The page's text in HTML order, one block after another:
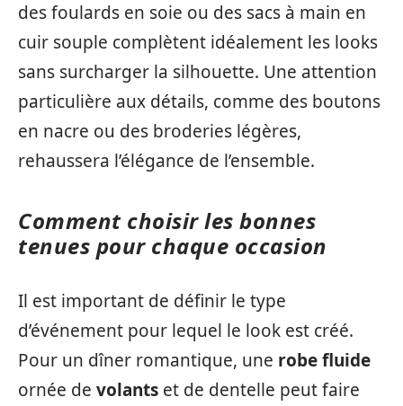
des foulards en soie ou des sacs à main en
cuir souple complètent idéalement les looks
sans surcharger la silhouette. Une attention
particulière aux détails, comme des boutons
en nacre ou des broderies légères,
rehaussera l’élégance de l’ensemble.
Comment choisir les bonnes
tenues pour chaque occasion
Il est important de définir le type
d’événement pour lequel le look est créé.
Pour un dîner romantique, une robe fluide
ornée de volants et de dentelle peut faire